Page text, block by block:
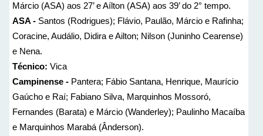
Márcio (ASA) aos 27’ e Aílton (ASA) aos 39’ do 2° tempo.
ASA - Santos (Rodrigues); Flávio, Paulão, Márcio e Rafinha;
Coracine, Audálio, Didira e Ailton; Nilson (Juninho Cearense)
e Nena.
Técnico: Vica
Campinense - Pantera; Fábio Santana, Henrique, Maurício
Gaúcho e Raí; Fabiano Silva, Marquinhos Mossoró,
Fernandes (Barata) e Márcio (Wanderley); Paulinho Macaíba
e Marquinhos Marabá (Ânderson).